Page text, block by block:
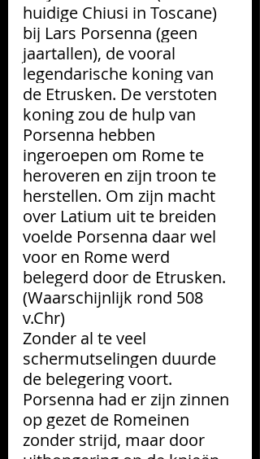
huidige Chiusi in Toscane)
bij Lars Porsenna (geen
jaartallen), de vooral
legendarische koning van
de Etrusken. De verstoten
koning zou de hulp van
Porsenna hebben
ingeroepen om Rome te
heroveren en zijn troon te
herstellen. Om zijn macht
over Latium uit te breiden
voelde Porsenna daar wel
voor en Rome werd
belegerd door de Etrusken.
(Waarschijnlijk rond 508
v.Chr)
Zonder al te veel
schermutselingen duurde
de belegering voort.
Porsenna had er zijn zinnen
op gezet de Romeinen
zonder strijd, maar door